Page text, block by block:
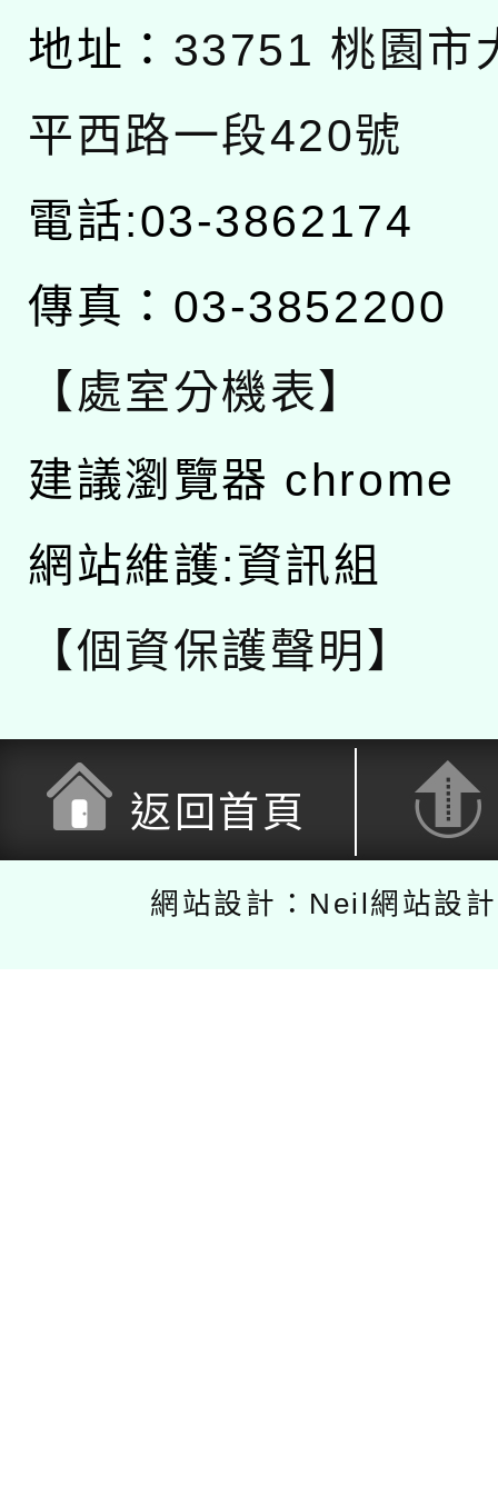
地址： 33751 桃園市
平西路一段420號
電話:03-3862174
傳真：03-3852200
【處室分機表】
建議瀏覽器 chrome
網站維護:資訊組
【個資保護聲明】
返回首頁
網站設計：Neil網站設